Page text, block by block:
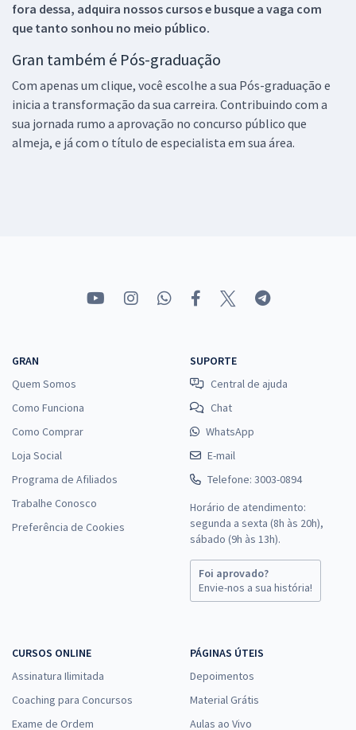
fora dessa, adquira nossos cursos e busque a vaga com
que tanto sonhou no meio público.
Gran também é Pós-graduação
Com apenas um clique, você escolhe a sua Pós-graduação e
inicia a transformação da sua carreira. Contribuindo com a
sua jornada rumo a aprovação no concurso público que
almeja, e já com o título de especialista em sua área.
GRAN
Quem Somos
Como Funciona
Como Comprar
Loja Social
Programa de Afiliados
Trabalhe Conosco
Preferência de Cookies
SUPORTE
Central de ajuda
Chat
WhatsApp
E-mail
Telefone: 3003-0894
Horário de atendimento:
segunda a sexta (8h às 20h),
sábado (9h às 13h).
Foi aprovado?
Envie-nos a sua história!
CURSOS ONLINE
Assinatura Ilimitada
Coaching para Concursos
Exame de Ordem
PÁGINAS ÚTEIS
Depoimentos
Material Grátis
Aulas ao Vivo